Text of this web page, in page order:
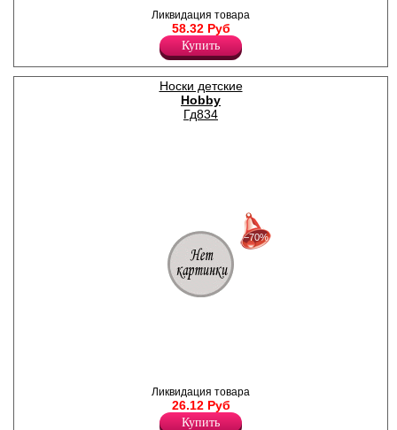
хлопка, на тонких бретелях.
Предназначена под любую
верхнюю одежду.
Лайкра 10%
Хлопок 90%
Ликвидация товара
58.32 Руб
Купить
Носки детские
Hobby
Гд834
Полиамид 23%
Хлопок 75%
Эластан 2%
с 22-07-2026 по 28-07-2026
с 29-07-2026 по 04-08-2026
с 05-08-2026 по 11-08-2026
−70%
Ликвидация товара
26.12 Руб
Купить